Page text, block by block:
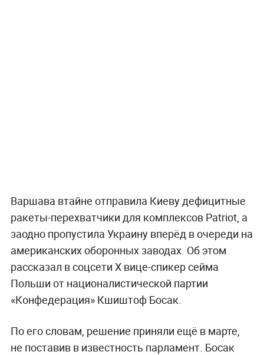
Варшава втайне отправила Киеву дефицитные
ракеты-перехватчики для комплексов Patriot, а
заодно пропустила Украину вперёд в очереди на
американских оборонных заводах. Об этом
рассказал в соцсети Х вице-спикер сейма
Польши от националистической партии
«Конфедерация» Кшиштоф Босак.
По его словам, решение приняли ещё в марте,
не поставив в известность парламент. Босак